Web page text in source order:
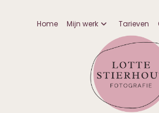
Home Mijn werk Tarieven